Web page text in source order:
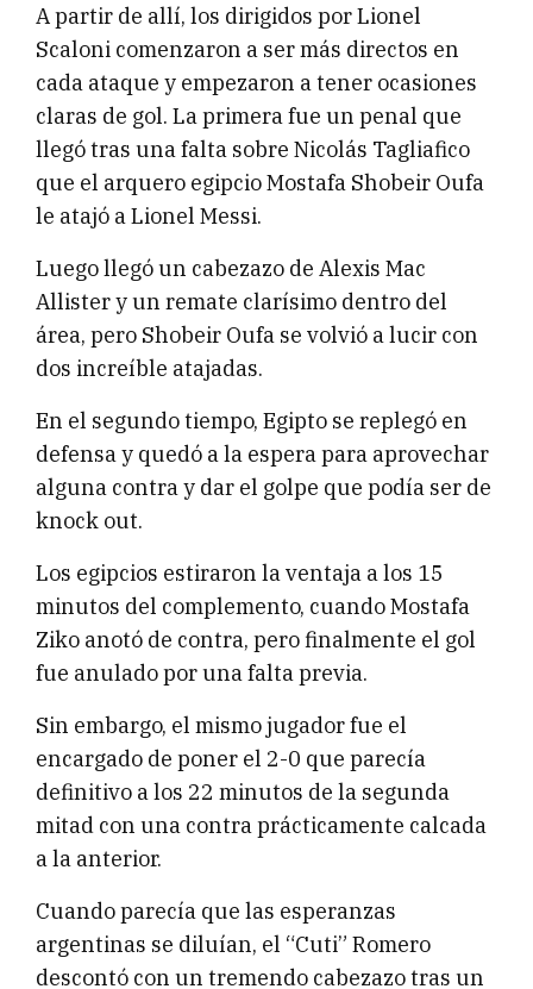
A partir de allí, los dirigidos por Lionel
Scaloni comenzaron a ser más directos en
cada ataque y empezaron a tener ocasiones
claras de gol. La primera fue un penal que
llegó tras una falta sobre Nicolás Tagliafico
que el arquero egipcio Mostafa Shobeir Oufa
le atajó a Lionel Messi.
Luego llegó un cabezazo de Alexis Mac
Allister y un remate clarísimo dentro del
área, pero Shobeir Oufa se volvió a lucir con
dos increíble atajadas.
En el segundo tiempo, Egipto se replegó en
defensa y quedó a la espera para aprovechar
alguna contra y dar el golpe que podía ser de
knock out.
Los egipcios estiraron la ventaja a los 15
minutos del complemento, cuando Mostafa
Ziko anotó de contra, pero finalmente el gol
fue anulado por una falta previa.
Sin embargo, el mismo jugador fue el
encargado de poner el 2-0 que parecía
definitivo a los 22 minutos de la segunda
mitad con una contra prácticamente calcada
a la anterior.
Cuando parecía que las esperanzas
argentinas se diluían, el “Cuti” Romero
descontó con un tremendo cabezazo tras un